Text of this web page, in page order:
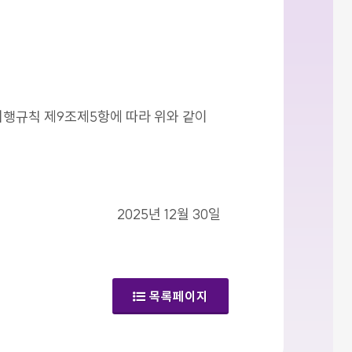
행규칙 제9조제5항에 따라 위와 같이
2025년 12월 30일
목록페이지